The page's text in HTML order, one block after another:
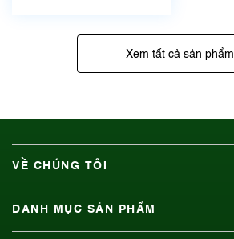
Xem tất cả sản phẩm
VỀ CHÚNG TÔI
DANH MỤC SẢN PHẨM